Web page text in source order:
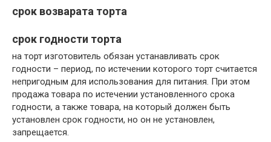
срок возварата торта
срок годности торта
на торт изготовитель обязан устанавливать срок
годности – период, по истечении которого торт считается
непригодным для использования для питания. При этом
продажа товара по истечении установленного срока
годности, а также товара, на который должен быть
установлен срок годности, но он не установлен,
запрещается.